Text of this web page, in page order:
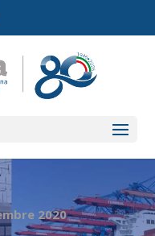
2020